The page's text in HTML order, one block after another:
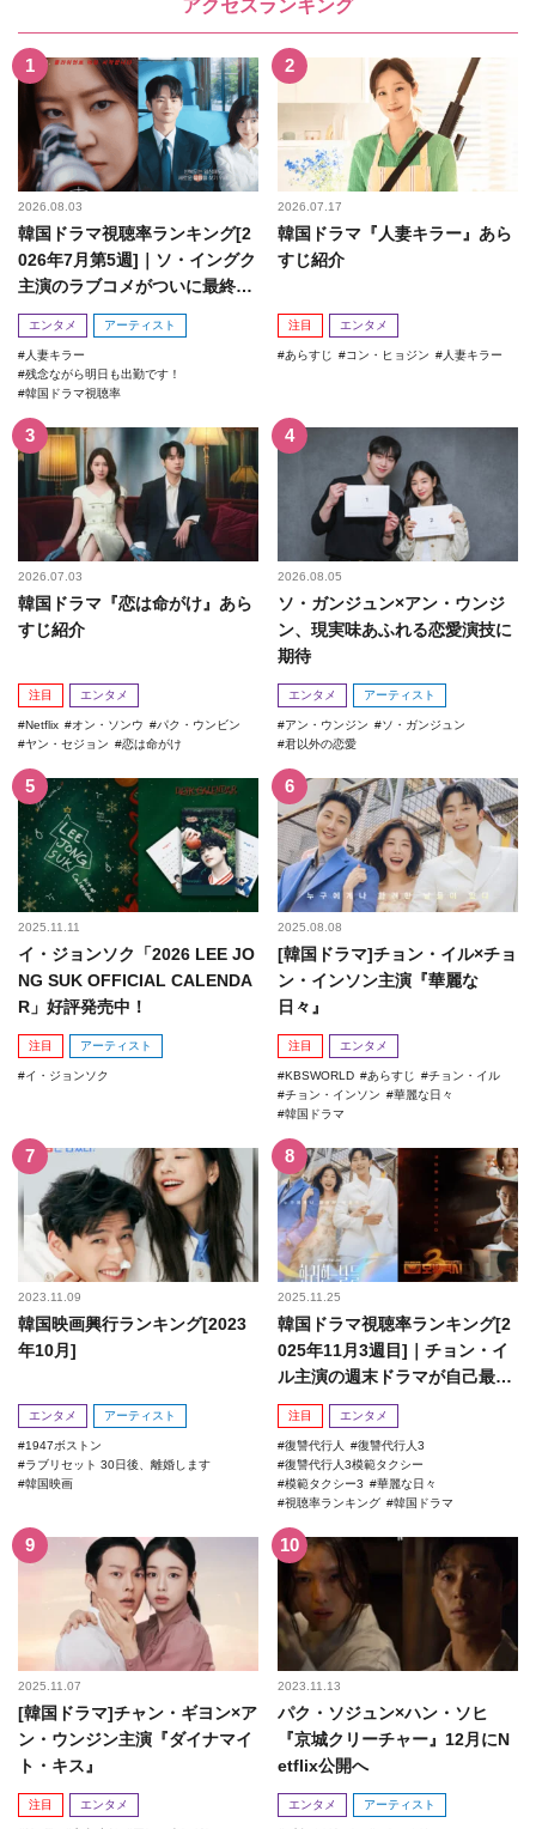
アクセスランキング
2026.08.03
韓国ドラマ視聴率ランキング[2
026年7月第5週]｜ソ・イングク
主演のラブコメがついに最終
回！
エンタメ アーティスト
人妻キラー
残念ながら明日も出勤です！
韓国ドラマ視聴率
2026.07.17
韓国ドラマ『人妻キラー』あら
すじ紹介
注目 エンタメ
あらすじ コン・ヒョジン 人妻キラー
2026.07.03
韓国ドラマ『恋は命がけ』あら
すじ紹介
注目 エンタメ
Netflix オン・ソンウ
パク・ウンビン
ヤン・セジョン
恋は命がけ
2026.08.05
ソ・ガンジュン×アン・ウンジ
ン、現実味あふれる恋愛演技に
期待
エンタメ アーティスト
アン・ウンジン
ソ・ガンジュン
君以外の恋愛
2025.11.11
イ・ジョンソク「2026 LEE JO
NG SUK OFFICIAL CALENDA
R」好評発売中！
注目 アーティスト
イ・ジョンソク
2025.08.08
[韓国ドラマ]チョン・イル×チョ
ン・インソン主演『華麗な
日々』
注目 エンタメ
KBSWORLD あらすじ
チョン・イル
チョン・インソン
華麗な日々
韓国ドラマ
2023.11.09
韓国映画興行ランキング[2023
年10月]
エンタメ アーティスト
1947ボストン
ラブリセット 30日後、離婚します
韓国映画
2025.11.25
韓国ドラマ視聴率ランキング[2
025年11月3週目]｜チョン・イ
ル主演の週末ドラマが自己最高
記録を更新！
注目 エンタメ
復讐代行人
復讐代行人3
復讐代行人3模範タクシー
模範タクシー3
華麗な日々
視聴率ランキング
韓国ドラマ
2025.11.07
[韓国ドラマ]チャン・ギヨン×ア
ン・ウンジン主演『ダイナマイ
ト・キス』
注目 エンタメ
2023.11.13
パク・ソジュン×ハン・ソヒ
『京城クリーチャー』12月にN
etflix公開へ
エンタメ アーティスト